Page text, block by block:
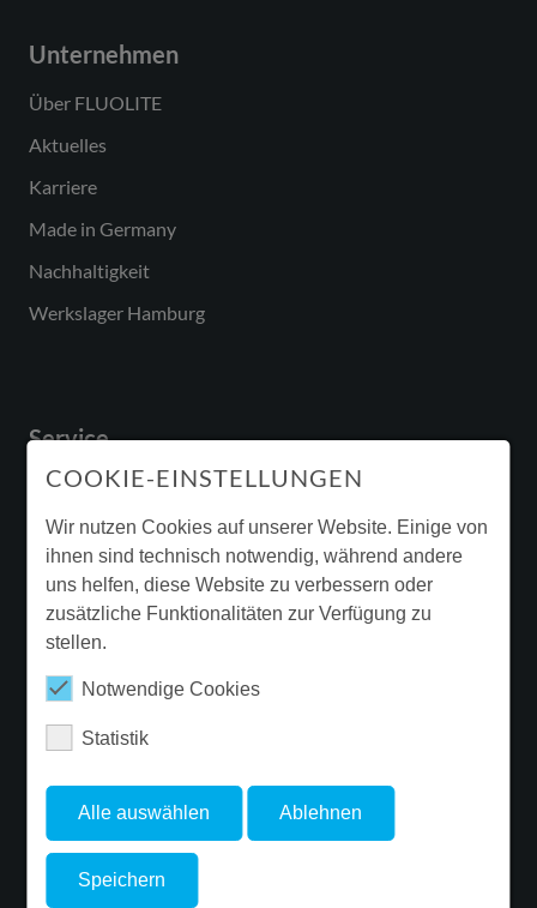
Unternehmen
Über FLUOLITE
Aktuelles
Karriere
Made in Germany
Nachhaltigkeit
Werkslager Hamburg
Service
Downloads & Broschüren
Garantie
Beleuchtungssanierung
Ergänzende Produktinformationen
Newsletter
FOLGE FLUOLITE
COOKIE-EINSTELLUNGEN
Wir nutzen Cookies auf unserer Website. Einige von
ihnen sind technisch notwendig, während andere
uns helfen, diese Website zu verbessern oder
zusätzliche Funktionalitäten zur Verfügung zu
stellen.
Notwendige Cookies
Statistik
Alle auswählen Ablehnen
Speichern